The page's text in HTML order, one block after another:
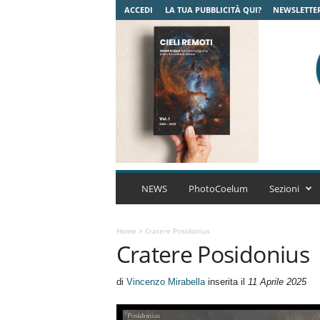
ACCEDI LA TUA PUBBLICITÀ QUI?
C
A
r
NEWS PhotoCoelum Sezioni
Home > Cratere Posidonius
Cratere Posidonius
di Vincenzo Mirabellainserita il 11 Aprile 2025